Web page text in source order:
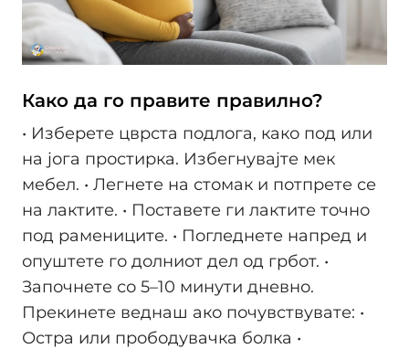
Како да го правите правилно?
• Изберете цврста подлога, како под или
на јога простирка. Избегнувајте мек
мебел. • Легнете на стомак и потпрете се
на лактите. • Поставете ги лактите точно
под рамениците. • Погледнете напред и
опуштете го долниот дел од грбот. •
Започнете со 5–10 минути дневно.
Прекинете веднаш ако почувствувате: •
Остра или прободувачка болка •